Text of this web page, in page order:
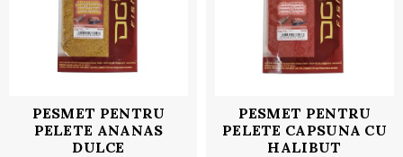
PESMET PENTRU
PELETE ANANAS
DULCE
PESMET PENTRU
PELETE CAPSUNA CU
HALIBUT